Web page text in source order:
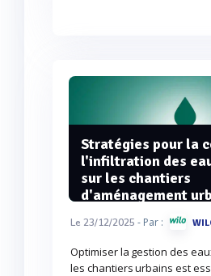
Stratégies pour la
l'infiltration des
sur les chantiers
d'aménagement
Le 23/12/2025 - Par :
Optimiser la gestion des
les chantiers urbains est